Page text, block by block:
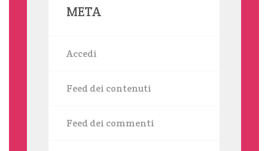
META
Accedi
Feed dei contenuti
Feed dei commenti